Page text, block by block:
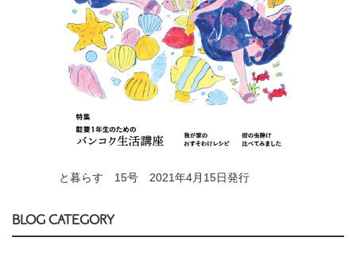
と暮らす 15号 2021年4月15日発行
BLOG CATEGORY